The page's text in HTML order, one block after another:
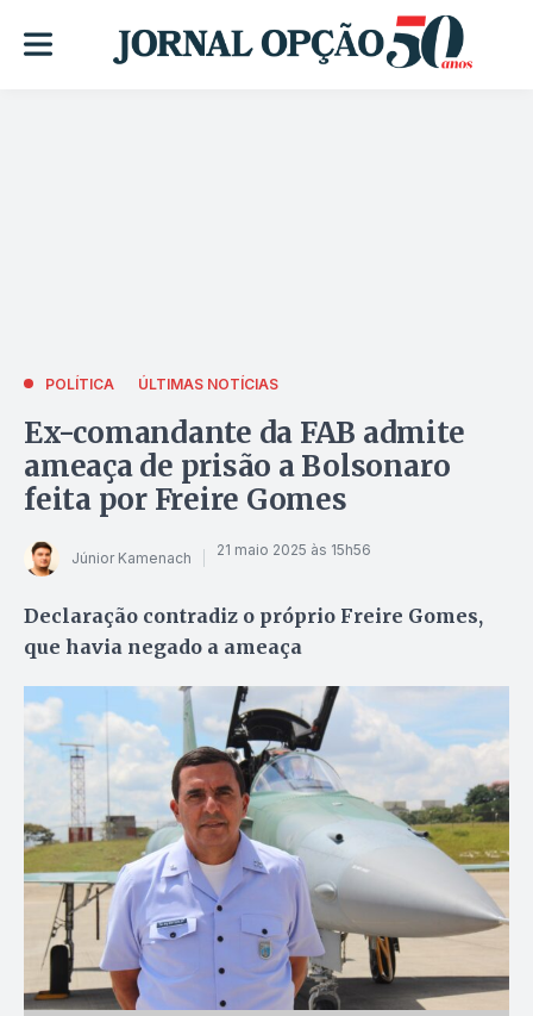
POLÍTICA ÚLTIMAS NOTÍCIAS
Ex-comandante da FAB admite
ameaça de prisão a Bolsonaro
feita por Freire Gomes
Júnior Kamenach 21 maio 2025 às 15h56
Declaração contradiz o próprio Freire Gomes,
que havia negado a ameaça